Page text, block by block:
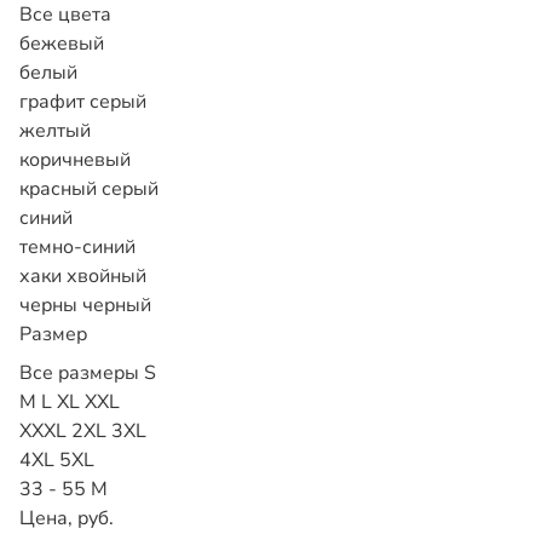
Все цвета
бежевый
белый
графит серый
желтый
коричневый
красный серый
синий
темно-синий
хаки хвойный
черны черный
Размер
Все размеры S
M LXLXXL
XXXL 2XL 3XL
4XL 5XL
33 - 55 М
Цена, руб.